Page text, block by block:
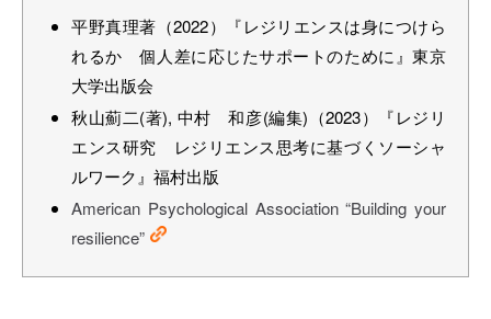
平野真理著（2022）『レジリエンスは身につけら
れるか 個人差に応じたサポートのために』東京
大学出版会
秋山薊二(著), 中村 和彦(編集)（2023）『レジリ
エンス研究 レジリエンス思考に基づくソーシャ
ルワーク』福村出版
American Psychological Association “Building your
resilience”